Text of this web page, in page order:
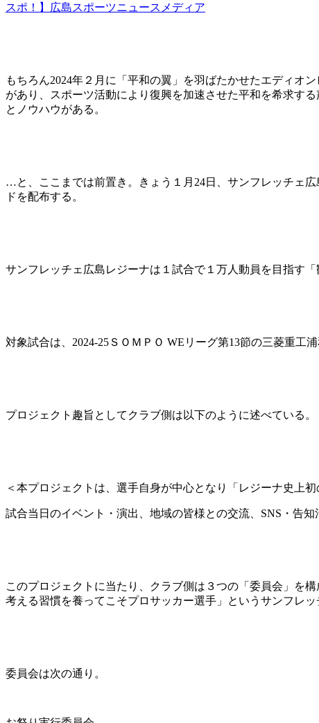
スポ！】広島スポーツニュースメディア
もちろん2024年２月に「平和の翼」を羽ばたかせたエディオ
があり、スポーツ活動により復興を加速させた平和を希求す
とノウハウがある。
…と、ここまでは前置き。きょう１月24日、サンフレッチェ
ドを配布する。
サンフレッチェ広島レジーナは１試合で１万人動員を目指す
対象試合は、2024-25ＳＯＭＰＯ WEリーグ第13節の三菱重工
プロジェクト趣旨としてクラブ側は以下のように述べている。
＜本プロジェクトは、選手自身が中心となり「レジーナ史上
試合当日のイベント・演出、地域の皆様との交流、SNS・告
このプロジェクトに当たり、クラブ側は３つの「委員会」を
考える習慣を養ってこそプロサッカー選手」というサンフレ
委員会は次の通り。